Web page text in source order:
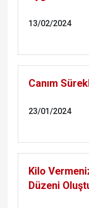
13/02/2024
Canım
23/01/2024
Kilo
Düzeni